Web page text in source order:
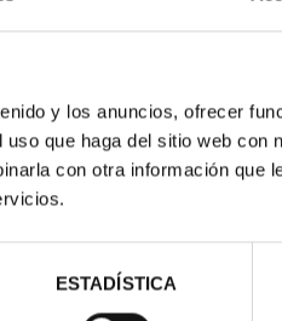
y los anuncios, ofrecer
que haga del sitio web con
con otra información que
ESTADÍSTICA